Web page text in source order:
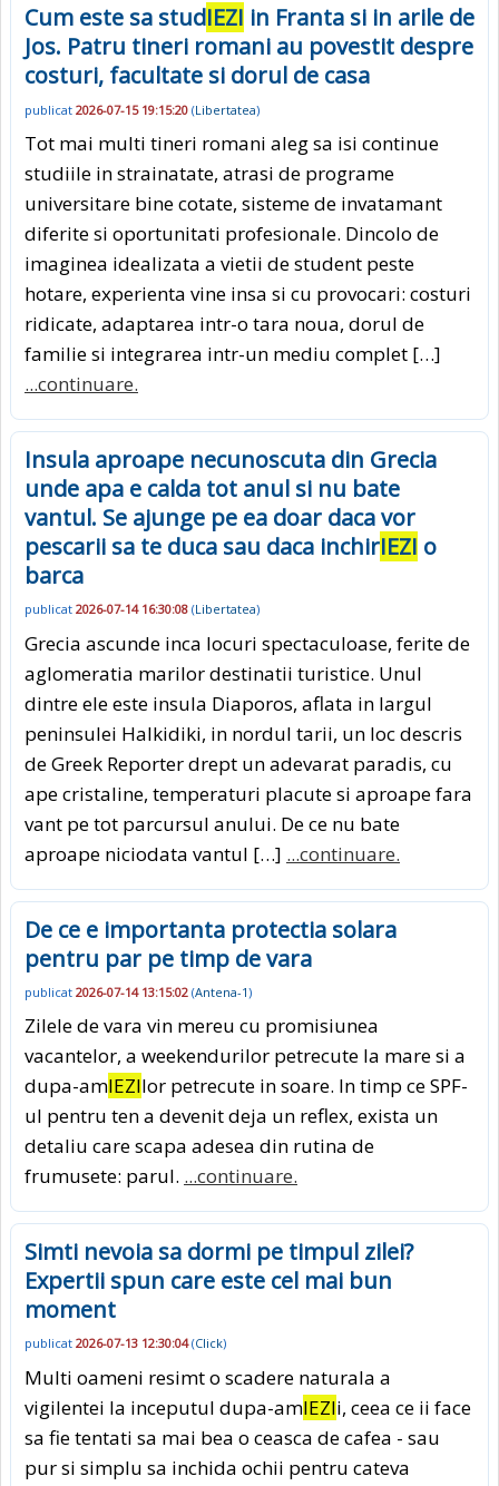
Cum este sa studIEZI in Franta si in arile de
Jos. Patru tineri romani au povestit despre
costuri, facultate si dorul de casa
publicat 2026-07-15 19:15:20 (Libertatea)
Tot mai multi tineri romani aleg sa isi continue
studiile in strainatate, atrasi de programe
universitare bine cotate, sisteme de invatamant
diferite si oportunitati profesionale. Dincolo de
imaginea idealizata a vietii de student peste
hotare, experienta vine insa si cu provocari: costuri
ridicate, adaptarea intr-o tara noua, dorul de
familie si integrarea intr-un mediu complet […]
...continuare.
Insula aproape necunoscuta din Grecia
unde apa e calda tot anul si nu bate
vantul. Se ajunge pe ea doar daca vor
pescarii sa te duca sau daca inchirIEZI o
barca
publicat 2026-07-14 16:30:08 (Libertatea)
Grecia ascunde inca locuri spectaculoase, ferite de
aglomeratia marilor destinatii turistice. Unul
dintre ele este insula Diaporos, aflata in largul
peninsulei Halkidiki, in nordul tarii, un loc descris
de Greek Reporter drept un adevarat paradis, cu
ape cristaline, temperaturi placute si aproape fara
vant pe tot parcursul anului. De ce nu bate
aproape niciodata vantul […] ...continuare.
De ce e importanta protectia solara
pentru par pe timp de vara
publicat 2026-07-14 13:15:02 (Antena-1)
Zilele de vara vin mereu cu promisiunea
vacantelor, a weekendurilor petrecute la mare si a
dupa-amIEZIlor petrecute in soare. In timp ce SPF-
ul pentru ten a devenit deja un reflex, exista un
detaliu care scapa adesea din rutina de
frumusete: parul. ...continuare.
Simti nevoia sa dormi pe timpul zilei?
Expertii spun care este cel mai bun
moment
publicat 2026-07-13 12:30:04(Click)
Multi oameni resimt o scadere naturala a
vigilentei la inceputul dupa-amIEZIi, ceea ce ii face
sa fie tentati sa mai bea o ceasca de cafea - sau
pur si simplu sa inchida ochii pentru cateva